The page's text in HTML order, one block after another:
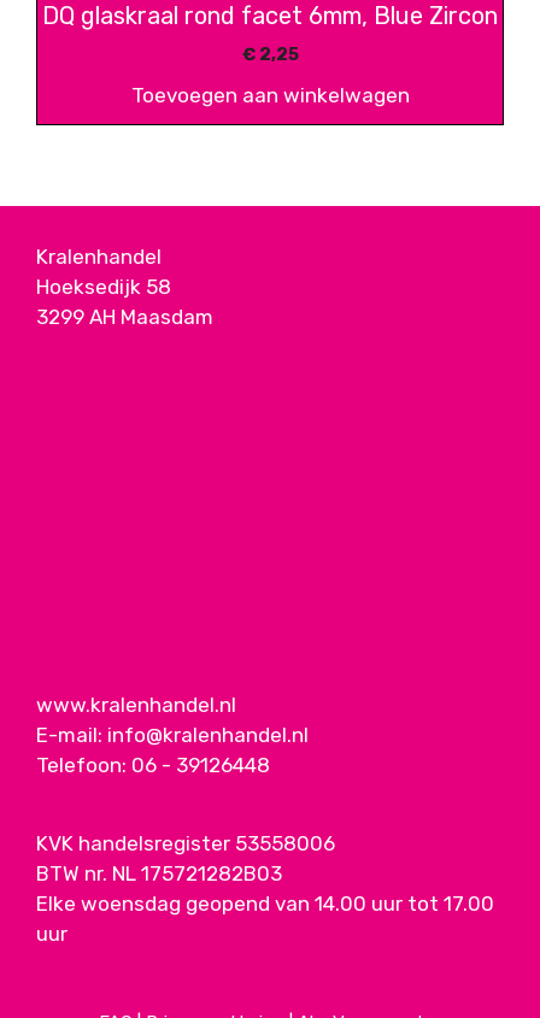
DQ glaskraal rond facet 6mm, Blue Zircon
€2,25
Toevoegen aan winkelwagen
Kralenhandel
Hoeksedijk 58
3299 AH Maasdam
www.kralenhandel.nl
E-mail: info@kralenhandel.nl
Telefoon: 06 - 39126448
KVK handelsregister 53558006
BTW nr. NL 175721282B03
Elke woensdag geopend van 14.00 uur tot 17.00
uur